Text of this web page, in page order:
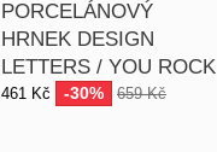
PORCELÁNOVÝ
HRNEK DESIGN
LETTERS / YOU ROCK
461 Kč -30% 659 Kč